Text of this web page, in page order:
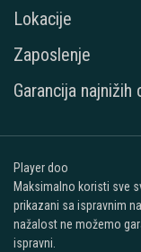
Lokacije
Zaposlenje
Garancija najnižih
Player doo
Maksimalno koristi sve
prikazani sa ispravnim
nažalost ne možemo
ispravni.